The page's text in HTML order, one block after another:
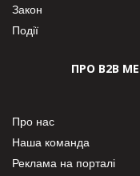
Закон
Події
ПРО В2В
Про нас
Наша команда
Реклама на порталі